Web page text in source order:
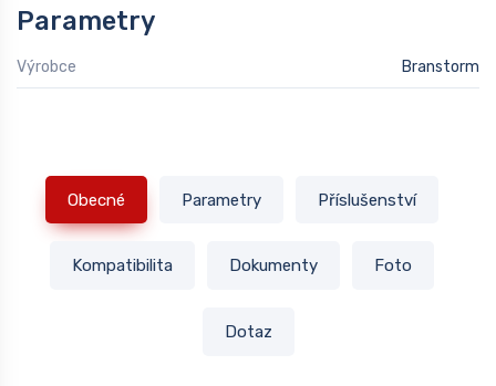
Parametry
Výrobce Branstorm
Obecné Parametry Příslušenství
Kompatibilita Dokumenty Foto
Dotaz